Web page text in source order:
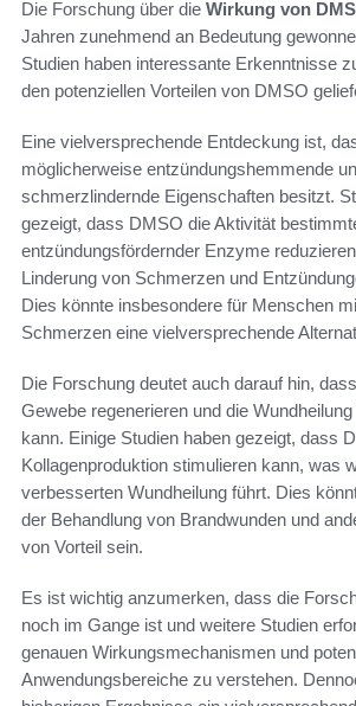
Die Forschung über die Wirkung von
Jahren zunehmend an Bedeutung
Studien haben interessante Erkenntnisse
den potenziellen Vorteilen von DMSO
Eine vielversprechende Entdeckung ist,
möglicherweise entzündungshemmende
schmerzlindernde Eigenschaften besitzt.
gezeigt, dass DMSO die Aktivität
entzündungsfördernder Enzyme
Linderung von Schmerzen und
Dies könnte insbesondere für Menschen
Schmerzen eine vielversprechende
Die Forschung deutet auch darauf hin,
Gewebe regenerieren und die
kann. Einige Studien haben gezeigt, dass
Kollagenproduktion stimulieren kann, was
verbesserten Wundheilung führt. Dies
der Behandlung von Brandwunden und
von Vorteil sein.
Es ist wichtig anzumerken, dass die
noch im Gange ist und weitere Studien
genauen Wirkungsmechanismen und
Anwendungsbereiche zu verstehen.